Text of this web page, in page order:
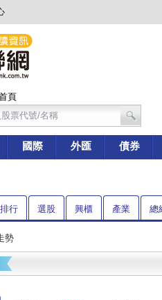
頁
國際 外匯 債券
排行 選股 興櫃 產業 總
勢